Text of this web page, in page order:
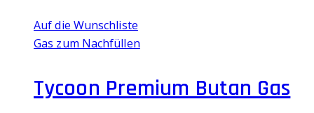
Auf die Wunschliste
Gas zum Nachfüllen
Tycoon Premium Butan Gas